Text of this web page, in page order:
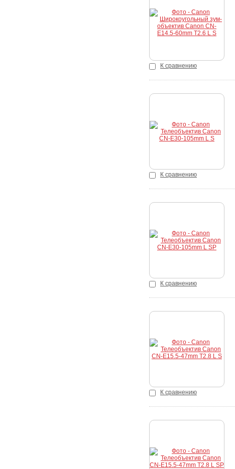
К сравнению
К сравнению
К сравнению
К сравнению